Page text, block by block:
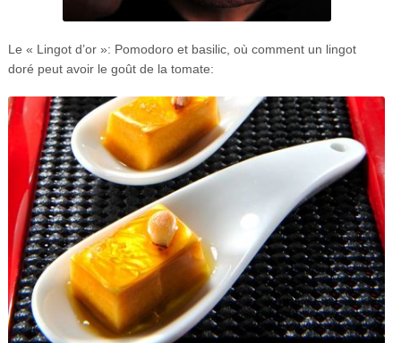
Le « Lingot d’or »: Pomodoro et basilic, où comment un lingot
doré peut avoir le goût de la tomate: